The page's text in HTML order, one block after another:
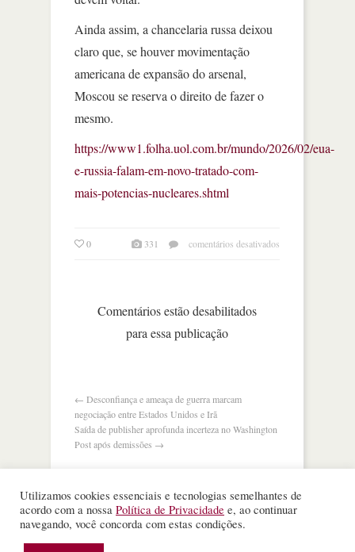
Ainda assim, a chancelaria russa deixou
claro que, se houver movimentação
americana de expansão do arsenal,
Moscou se reserva o direito de fazer o
mesmo.
https://www1.folha.uol.com.br/mundo/2026/02/eua-
e-russia-falam-em-novo-tratado-com-
mais-potencias-nucleares.shtml
0 331 comentários desativados
Comentários estão desabilitados
para essa publicação
← Desconfiança e ameaça de guerra marcam
negociação entre Estados Unidos e Irã
Saída de publisher aprofunda incerteza no Washington
Post após demissões →
Nota Alta ESPM
. Todos os direitos reservados.
Utilizamos cookies essenciais e tecnologias semelhantes de
acordo com a nossa Política de Privacidade e, ao continuar
navegando, você concorda com estas condições.